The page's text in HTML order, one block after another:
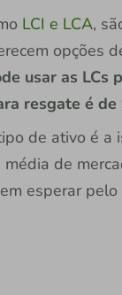
LCI e LCA,
opções
usar as LCs
resgate é de
de ativo é a
de
esperar